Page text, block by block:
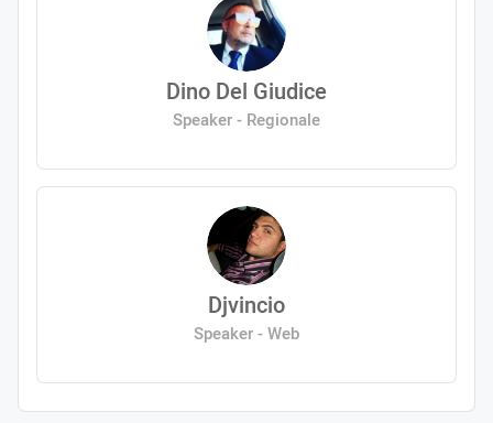
Dino Del Giudice
Speaker - Regionale
Djvincio
Speaker - Web